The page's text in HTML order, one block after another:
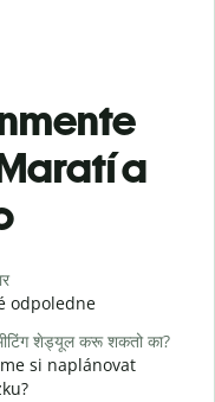
a
odpoledne
शेड्यूल करू शकतो का?
si naplánovat